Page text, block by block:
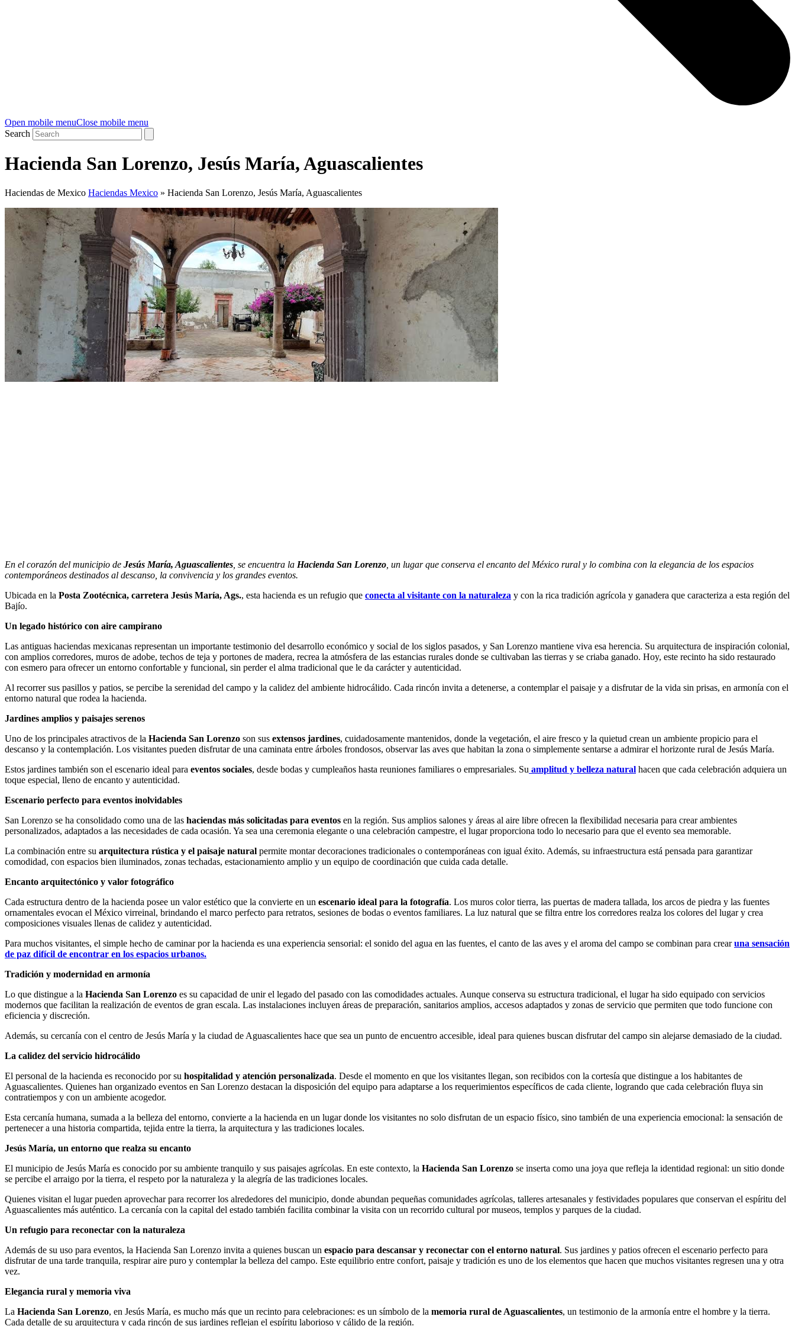
Open mobile menuClose mobile menu
Search
Hacienda San Lorenzo, Jesús María, Aguascalientes
Haciendas de Mexico Haciendas Mexico » Hacienda San Lorenzo, Jesús María, Aguascalientes
En el corazón del municipio de Jesús María, Aguascalientes , se encuentra la Hacienda San Lorenzo , un lugar que conserva el encanto del México rural y lo combina con la elegancia de los espacios
contemporáneos destinados al descanso, la convivencia y los grandes eventos.
Ubicada en la Posta Zootécnica, carretera Jesús María, Ags., esta hacienda es un refugio que conecta al visitante con la naturaleza y con la rica tradición agrícola y ganadera que caracteriza a esta región del
Bajío.
Un legado histórico con aire campirano
Las antiguas haciendas mexicanas representan un importante testimonio del desarrollo económico y social de los siglos pasados, y San Lorenzo mantiene viva esa herencia. Su arquitectura de inspiración colonial,
con amplios corredores, muros de adobe, techos de teja y portones de madera, recrea la atmósfera de las estancias rurales donde se cultivaban las tierras y se criaba ganado. Hoy, este recinto ha sido restaurado
con esmero para ofrecer un entorno confortable y funcional, sin perder el alma tradicional que le da carácter y autenticidad.
Al recorrer sus pasillos y patios, se percibe la serenidad del campo y la calidez del ambiente hidrocálido. Cada rincón invita a detenerse, a contemplar el paisaje y a disfrutar de la vida sin prisas, en armonía con el
entorno natural que rodea la hacienda.
Jardines amplios y paisajes serenos
Uno de los principales atractivos de la Hacienda San Lorenzo son sus extensos jardines, cuidadosamente mantenidos, donde la vegetación, el aire fresco y la quietud crean un ambiente propicio para el
descanso y la contemplación. Los visitantes pueden disfrutar de una caminata entre árboles frondosos, observar las aves que habitan la zona o simplemente sentarse a admirar el horizonte rural de Jesús María.
Estos jardines también son el escenario ideal para eventos sociales, desde bodas y cumpleaños hasta reuniones familiares o empresariales. Su amplitud y belleza natural hacen que cada celebración adquiera un
toque especial, lleno de encanto y autenticidad.
Escenario perfecto para eventos inolvidables
San Lorenzo se ha consolidado como una de las haciendas más solicitadas para eventos en la región. Sus amplios salones y áreas al aire libre ofrecen la flexibilidad necesaria para crear ambientes
personalizados, adaptados a las necesidades de cada ocasión. Ya sea una ceremonia elegante o una celebración campestre, el lugar proporciona todo lo necesario para que el evento sea memorable.
La combinación entre su arquitectura rústica y el paisaje natural permite montar decoraciones tradicionales o contemporáneas con igual éxito. Además, su infraestructura está pensada para garantizar
comodidad, con espacios bien iluminados, zonas techadas, estacionamiento amplio y un equipo de coordinación que cuida cada detalle.
Encanto arquitectónico y valor fotográfico
Cada estructura dentro de la hacienda posee un valor estético que la convierte en un escenario ideal para la fotografía. Los muros color tierra, las puertas de madera tallada, los arcos de piedra y las fuentes
ornamentales evocan el México virreinal, brindando el marco perfecto para retratos, sesiones de bodas o eventos familiares. La luz natural que se filtra entre los corredores realza los colores del lugar y crea
composiciones visuales llenas de calidez y autenticidad.
Para muchos visitantes, el simple hecho de caminar por la hacienda es una experiencia sensorial: el sonido del agua en las fuentes, el canto de las aves y el aroma del campo se combinan para crearuna sensación
de paz difícil de encontrar en los espacios urbanos.
Tradición y modernidad en armonía
Lo que distingue a la Hacienda San Lorenzo es su capacidad de unir el legado del pasado con las comodidades actuales. Aunque conserva su estructura tradicional, el lugar ha sido equipado con servicios
modernos que facilitan la realización de eventos de gran escala. Las instalaciones incluyen áreas de preparación, sanitarios amplios, accesos adaptados y zonas de servicio que permiten que todo funcione con
eficiencia y discreción.
Además, su cercanía con el centro de Jesús María y la ciudad de Aguascalientes hace que sea un punto de encuentro accesible, ideal para quienes buscan disfrutar del campo sin alejarse demasiado de la ciudad.
La calidez del servicio hidrocálido
El personal de la hacienda es reconocido por su hospitalidad y atención personalizada. Desde el momento en que los visitantes llegan, son recibidos con la cortesía que distingue a los habitantes de
Aguascalientes. Quienes han organizado eventos en San Lorenzo destacan la disposición del equipo para adaptarse a los requerimientos específicos de cada cliente, logrando que cada celebración fluya sin
contratiempos y con un ambiente acogedor.
Esta cercanía humana, sumada a la belleza del entorno, convierte a la hacienda en un lugar donde los visitantes no solo disfrutan de un espacio físico, sino también de una experiencia emocional: la sensación de
pertenecer a una historia compartida, tejida entre la tierra, la arquitectura y las tradiciones locales.
Jesús María, un entorno que realza su encanto
El municipio de Jesús María es conocido por su ambiente tranquilo y sus paisajes agrícolas. En este contexto, la Hacienda San Lorenzo se inserta como una joya que refleja la identidad regional: un sitio donde
se percibe el arraigo por la tierra, el respeto por la naturaleza y la alegría de las tradiciones locales.
Quienes visitan el lugar pueden aprovechar para recorrer los alrededores del municipio, donde abundan pequeñas comunidades agrícolas, talleres artesanales y festividades populares que conservan el espíritu del
Aguascalientes más auténtico. La cercanía con la capital del estado también facilita combinar la visita con un recorrido cultural por museos, templos y parques de la ciudad.
Un refugio para reconectar con la naturaleza
Además de su uso para eventos, la Hacienda San Lorenzo invita a quienes buscan un espacio para descansar y reconectar con el entorno natural. Sus jardines y patios ofrecen el escenario perfecto para
disfrutar de una tarde tranquila, respirar aire puro y contemplar la belleza del campo. Este equilibrio entre confort, paisaje y tradición es uno de los elementos que hacen que muchos visitantes regresen una y otra
vez.
Elegancia rural y memoria viva
La Hacienda San Lorenzo, en Jesús María, es mucho más que un recinto para celebraciones: es un símbolo de la memoria rural de Aguascalientes, un testimonio de la armonía entre el hombre y la tierra.
Cada detalle de su arquitectura y cada rincón de sus jardines reflejan el espíritu laborioso y cálido de la región.